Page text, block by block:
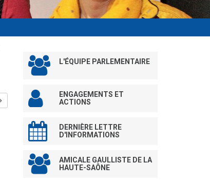
L'ÉQUIPE PARLEMENTAIRE
ENGAGEMENTS ET
ACTIONS
DERNIÈRE LETTRE
D'INFORMATIONS
AMICALE GAULLISTE DE LA
HAUTE-SAÔNE